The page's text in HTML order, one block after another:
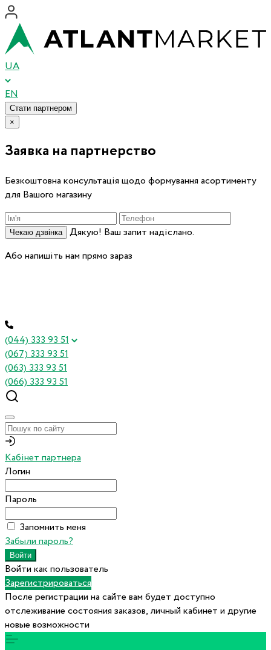
UA
EN
Стати партнером
×
Заявка на партнерство
Безкоштовна консультація щодо формування асортименту
для Вашого магазину
Чекаю дзвінка
Дякую! Ваш запит надіслано.
Або напишіть нам прямо зараз
(044) 333 93 51
(067) 333 93 51
(063) 333 93 51
(066) 333 93 51
Кабінет партнера
Логин
Пароль
Запомнить меня
Забыли пароль?
Войти как пользователь
Зарегистрироваться
После регистрации на сайте вам будет доступно
отслеживание состояния заказов, личный кабинет и другие
новые возможности